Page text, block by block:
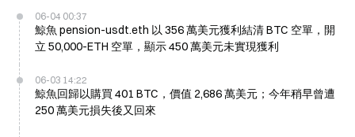
06-04 00:37
鯨魚 pension-usdt.eth 以 356 萬美元獲利結清 BTC 空單，開
立 50,000-ETH 空單，顯示 450 萬美元未實現獲利
06-03 14:22
鯨魚回歸以購買 401 BTC，價值 2,686 萬美元；今年稍早曾遭
250 萬美元損失後又回來